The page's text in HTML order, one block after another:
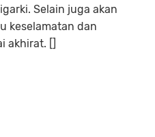
Selain juga akan
keselamatan dan
akhirat. []